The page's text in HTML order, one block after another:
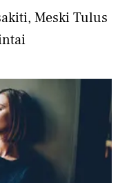
Meski Tulus